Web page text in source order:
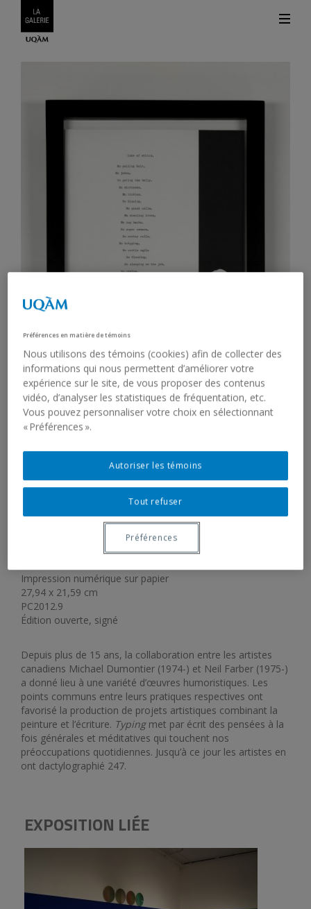
MICHAEL DUMONTIER, NEIL
FARBER
TYPING (CODE OF ETHICS)
Impression numérique sur papier
27,94 x 21,59 cm
PC2012.9
Édition ouverte, signé
Depuis plus de 15 ans, la collaboration entre les artistes
canadiens Michael Dumontier (1974-) et Neil Farber (1975-)
a donné lieu à une variété d’œuvres humoristiques. Les
points communs entre leurs pratiques respectives ont
favorisé la production de projets artistiques combinant la
peinture et l’écriture. Typingmet par écrit des pensées à la
fois générales et méditatives qui touchent nos
préoccupations quotidiennes. Jusqu’à ce jour les artistes en
ont dactylographié 247.
EXPOSITION LIÉE
Préférences en matière de témoins
Nous utilisons des témoins (cookies) afin de collecter des
informations qui nous permettent d’améliorer votre
expérience sur le site, de vous proposer des contenus
vidéo, d’analyser les statistiques de fréquentation, etc.
Vous pouvez personnaliser votre choix en sélectionnant
« Préférences ».
Tout refuser
Autoriser les témoins
Préférences